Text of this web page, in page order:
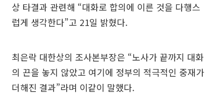
상 타결과 관련해 “대화로 합의에 이른 것을 다행스
럽게 생각한다”고 21일 밝혔다.
최은락 대한상의 조사본부장은 “노사가 끝까지 대화
의 끈을 놓지 않았고 여기에 정부의 적극적인 중재가
더해진 결과”라며 이같이 말했다.